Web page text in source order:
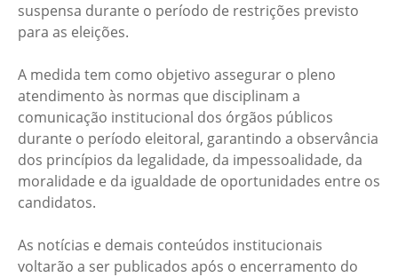
suspensa durante o período de restrições previsto
para as eleições.
A medida tem como objetivo assegurar o pleno
atendimento às normas que disciplinam a
comunicação institucional dos órgãos públicos
durante o período eleitoral, garantindo a observância
dos princípios da legalidade, da impessoalidade, da
moralidade e da igualdade de oportunidades entre os
candidatos.
As notícias e demais conteúdos institucionais
voltarão a ser publicados após o encerramento do